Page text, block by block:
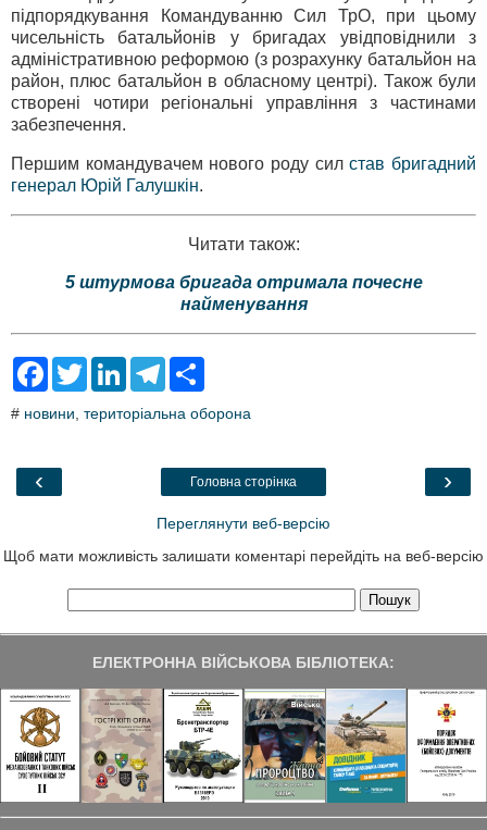
підпорядкування Командуванню Сил ТрО, при цьому
чисельність батальйонів у бригадах увідповіднили з
адміністративною реформою (з розрахунку батальйон на
район, плюс батальйон в обласному центрі). Також були
створені чотири регіональні управління з частинами
забезпечення.
Першим командувачем нового роду силстав бригадний
генерал Юрій Галушкін.
Читати також:
5 штурмова бригада отримала почесне
найменування
F
e
o
T
t
L
k
T
e
a
r
# новини, територіальна оборона
‹ ›
Головна сторінка
Переглянути веб-версію
Щоб мати можливість залишати коментарі перейдіть на веб-версію
ЕЛЕКТРОННА ВІЙСЬКОВА БІБЛІОТЕКА: